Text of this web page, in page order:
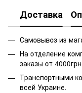
Доставка
Самовывоз из
На отделение
заказы от
Транспортными
всей Украине.